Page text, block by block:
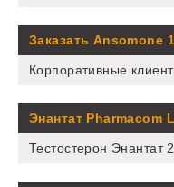
Заказать Ansomone
Корпоративные
Энантат Pharmacom
Тестостерон Энантат